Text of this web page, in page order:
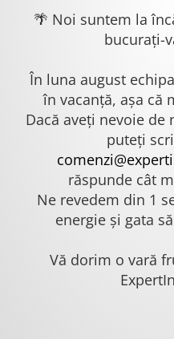
🌴 Noi suntem la
bucurați-
În luna august
în vacanță, așa că
Dacă aveți nevoie
puteți
răspunde cât
Ne revedem din 1
energie și gata
Vă dorim o vară